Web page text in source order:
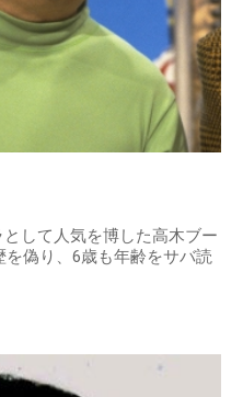
して人気を博した高木ブー
偽り、6歳も年齢をサバ読